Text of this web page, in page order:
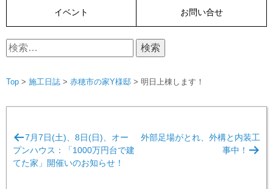
イベント お問い合せ
検
索:
Top > 施工日誌 > 赤穂市の家Y様邸 > 明日上棟します！
稿
ナ
7月7日(土)、8日(日)、オー
プンハウス：「1000万円台で建
てた家」開催いのお知らせ！
外部足場がとれ、外構と内装工
事中！